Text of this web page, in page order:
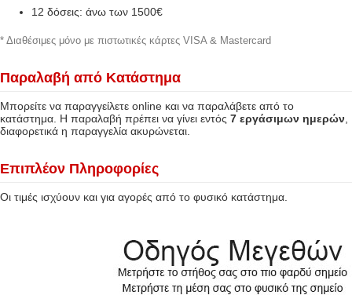
12 δόσεις: άνω των 1500€
* Διαθέσιμες μόνο με πιστωτικές κάρτες VISA & Mastercard
Παραλαβή από Κατάστημα
Μπορείτε να παραγγείλετε online και να παραλάβετε από το
κατάστημα. Η παραλαβή πρέπει να γίνει εντός 7 εργάσιμων ημερών
διαφορετικά η παραγγελία ακυρώνεται.
Επιπλέον Πληροφορίες
Οι τιμές ισχύουν και για αγορές από το φυσικό κατάστημα.